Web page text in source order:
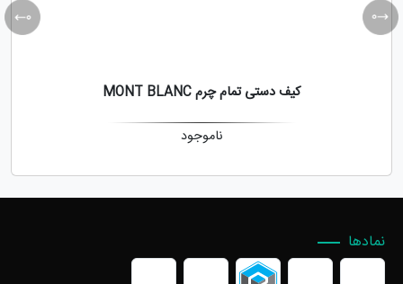
کیف دستی تمام چرم MONT BLANC
ناموجود
نمادها